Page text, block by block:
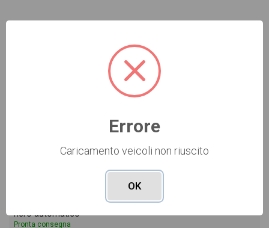
378
Mercedes Classe C Berlina
200 d mhev advanced auto
nero automatico
Pronta consegna
Errore
Caricamento veicoli non riuscito
OK